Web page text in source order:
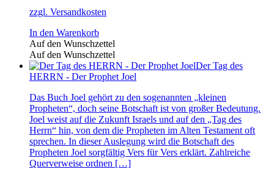
zzgl. Versandkosten
In den Warenkorb
Auf den Wunschzettel
Auf den Wunschzettel
Der Tag des
HERRN - Der Prophet Joel
Das Buch Joel gehört zu den sogenannten „kleinen
Propheten“, doch seine Botschaft ist von großer Bedeutung.
Joel weist auf die Zukunft Israels und auf den „Tag des
Herrn“ hin, von dem die Propheten im Alten Testament oft
sprechen. In dieser Auslegung wird die Botschaft des
Propheten Joel sorgfältig Vers für Vers erklärt. Zahlreiche
Querverweise ordnen […]